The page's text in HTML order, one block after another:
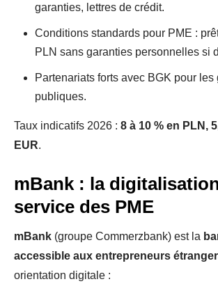
garanties, lettres de crédit.
Conditions standards pour PME :
PLN sans garanties personnelles si
Partenariats forts avec BGK pour les
publiques.
Taux indicatifs 2026 : 8 à 10 % en PLN,
EUR.
mBank : la
service des PME
mBank (groupe Commerzbank) est la
accessible aux entrepreneurs
orientation digitale :